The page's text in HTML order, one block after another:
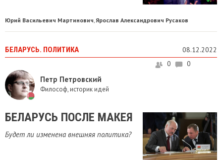
Юрий Васильевич Мартинович, Ярослав Александрович Русаков
БЕЛАРУСЬ. ПОЛИТИКА 08.12.2022
Петр Петровский
Философ, историк идей
0 0
БЕЛАРУСЬ ПОСЛЕ МАКЕЯ
Будет ли изменена внешняя политика?